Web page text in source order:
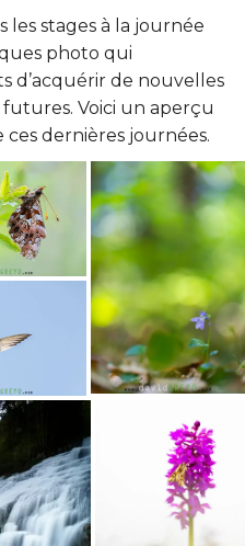
les stages à la journée
photo qui
d’acquérir de nouvelles
Voici un aperçu
dernières journées.